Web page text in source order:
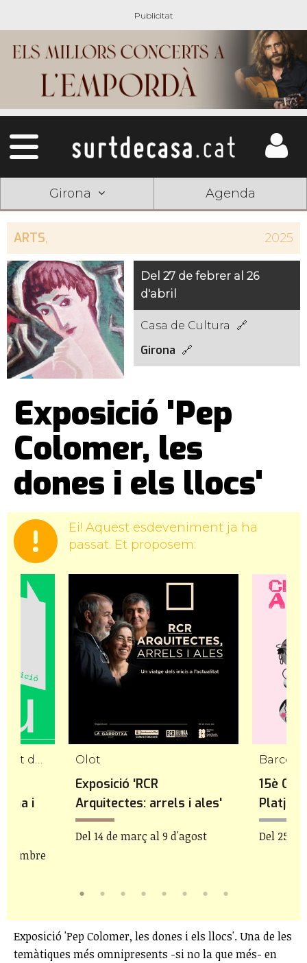
Girona Agenda
ARTS, 2025
Del 27 de febrer al 26
d'abril
Casa de Cultura
Girona
Exposició 'Pep
Colomer, les
dones i els llocs'
Ei! Aquest esdeveniment ja ha
passat. Et proposem:
i
Olot
Exposició 'RCR
Arquitectes: arrels i ales'
Del 14 de març al 9 d'agost
15è
Platja
Del 25
Exposició 'Pep Colomer, les dones i els llocs'. Una de les
temàtiques més omnipresents -si no la que més- en